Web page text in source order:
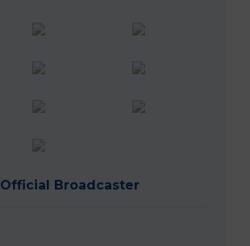
Official Broadcaster